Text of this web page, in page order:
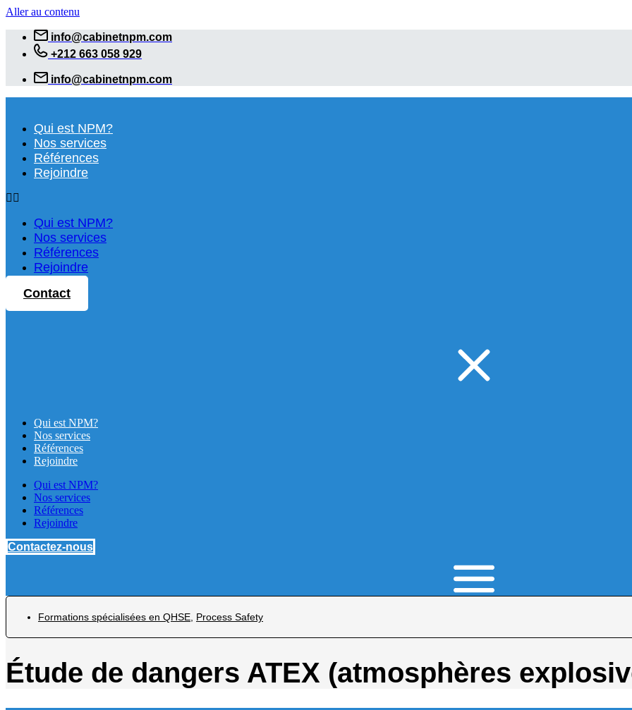
Aller au contenu
info@cabinetnpm.com
+212 663 058 929
info@cabinetnpm.com
Qui est NPM?
Nos services
Références
Rejoindre
Qui est NPM?
Nos services
Références
Rejoindre
Contact
Qui est NPM?
Nos services
Références
Rejoindre
Qui est NPM?
Nos services
Références
Rejoindre
Contactez-nous
⁠Formations spécialisées en QHSE Process Safety
Étude de dangers ATEX (atmosphères